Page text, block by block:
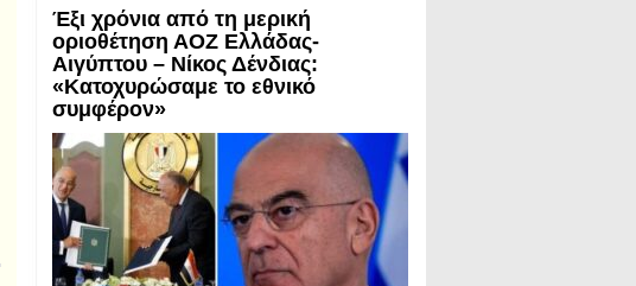
Έξι χρόνια από τη μερική
οριοθέτηση ΑΟΖ Ελλάδας-
Αιγύπτου – Νίκος Δένδιας:
«Κατοχυρώσαμε το εθνικό
συμφέρον»